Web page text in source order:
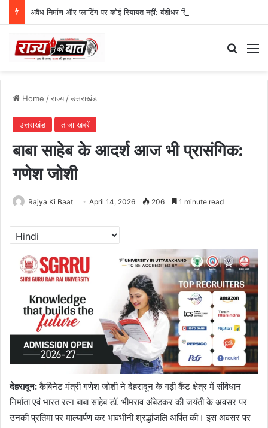
अवैध निर्माण और प्लाटिंग पर कोई रियायत नहीं: बंशीधर तिवारी
Home /राज्य/उत्तराखंड
उत्तराखंड ताजा खबरें
बाबा साहेब के आदर्श आज भी प्रासंगिक:
गणेश जोशी
Rajya Ki Baat April 14, 2026 206 1 minute read
देहरादून: कैबिनेट मंत्री गणेश जोशी ने देहरादून के गढ़ी कैंट क्षेत्र में संविधान
निर्माता एवं भारत रत्न बाबा साहेब डॉ. भीमराव अंबेडकर की जयंती के अवसर पर
उनकी प्रतिमा पर माल्यार्पण कर भावभीनी श्रद्धांजलि अर्पित की। इस अवसर पर